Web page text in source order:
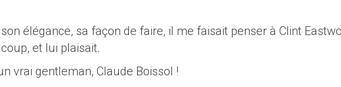
élégance, sa façon de faire, il me faisait penser à Clint
et lui plaisait.
vrai gentleman, Claude Boissol !